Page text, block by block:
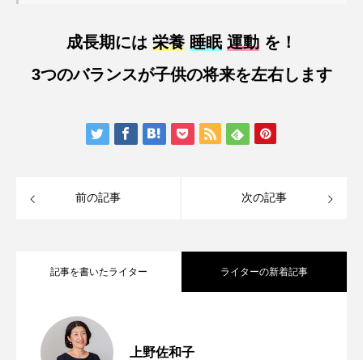
成長期には 栄養 睡眠 運動 を！
3つのバランスが子供の将来を左右します
前の記事 次の記事
記事を書いたライター ライターの新着記事
上野佐和子
2026.07.17